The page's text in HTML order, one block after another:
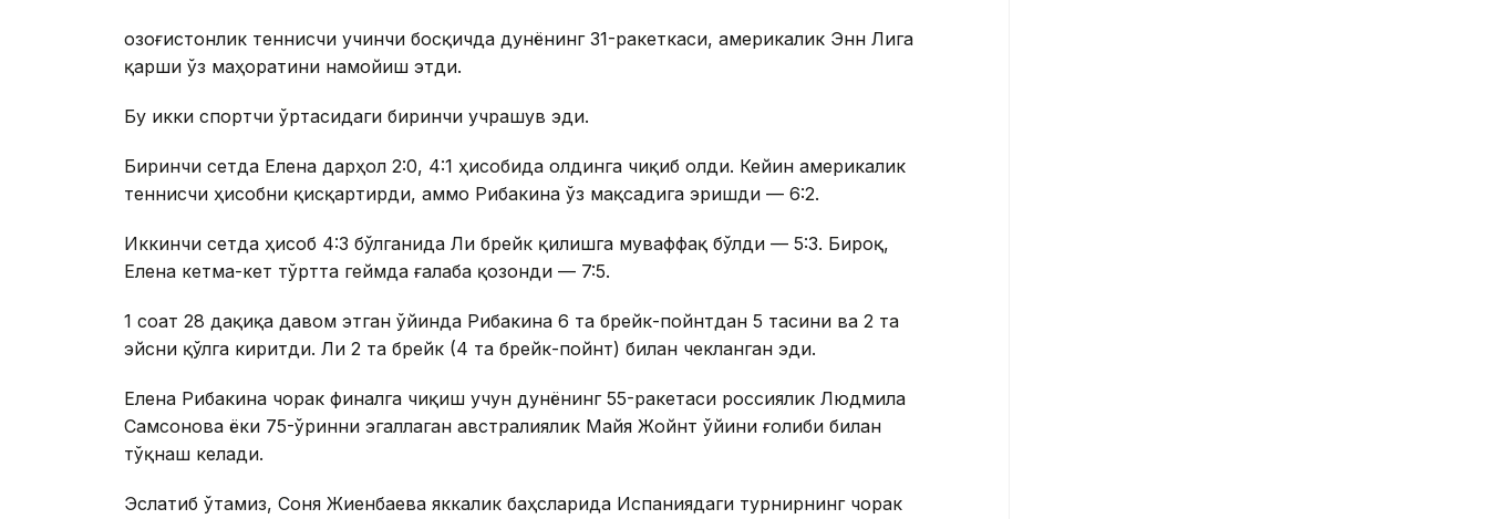
Қозоғистонлик теннисчи учинчи босқичда дунёнинг 31-ракеткаси, америкалик Энн Лига
қарши ўз маҳоратини намойиш этди.
Бу икки спортчи ўртасидаги биринчи учрашув эди.
Биринчи сетда Елена дарҳол 2:0, 4:1 ҳисобида олдинга чиқиб олди. Кейин америкалик
теннисчи ҳисобни қисқартирди, аммо Рибакина ўз мақсадига эришди — 6:2.
Иккинчи сетда ҳисоб 4:3 бўлганида Ли брейк қилишга муваффақ бўлди — 5:3. Бироқ,
Елена кетма-кет тўртта геймда ғалаба қозонди — 7:5.
1 соат 28 дақиқа давом этган ўйинда Рибакина 6 та брейк-пойнтдан 5 тасини ва 2 та
эйсни қўлга киритди. Ли 2 та брейк (4 та брейк-пойнт) билан чекланган эди.
Елена Рибакина чорак финалга чиқиш учун дунёнинг 55-ракетаси россиялик Людмила
Самсонова ёки 75-ўринни эгаллаган австралиялик Майя Жойнт ўйини ғолиби билан
тўқнаш келади.
Эслатиб ўтамиз, Соня Жиенбаева яккалик баҳсларида Испаниядаги турнирнинг чорак